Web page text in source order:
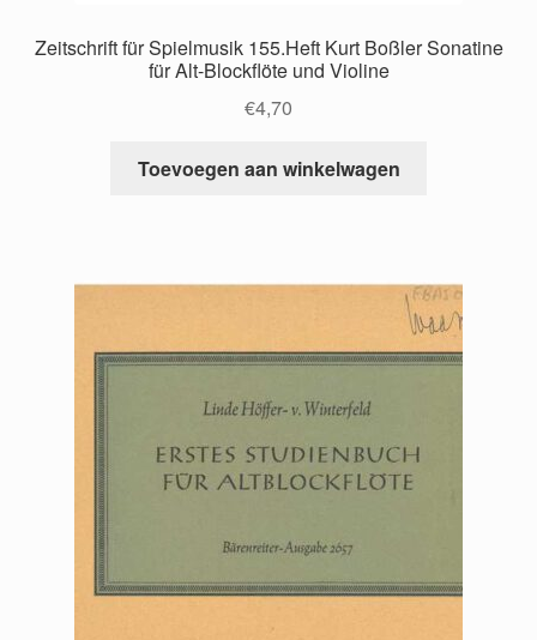
Zeitschrift für Spielmusik 155.Heft Kurt Boßler Sonatine
für Alt-Blockflöte und Violine
€4,70
Toevoegen aan winkelwagen